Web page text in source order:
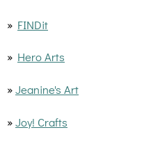
» FINDit
» Hero Arts
»Jeanine's Art
»Joy! Crafts